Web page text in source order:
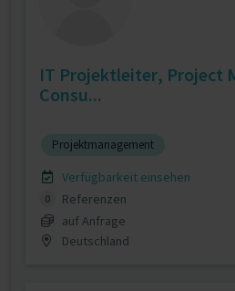
IT Projektleiter, Project
Consu...
Projektmanagement
Verfügbarkeit einsehen
0
Referenzen
auf Anfrage
Deutschland